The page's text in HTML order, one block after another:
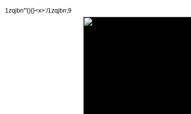
1zqjbn'"(){}<x>:/1zqjbn;9